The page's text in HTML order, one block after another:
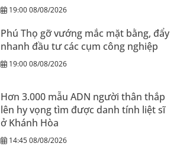
19:00 08/08/2026
Phú Thọ gỡ vướng mắc mặt bằng, đẩy
nhanh đầu tư các cụm công nghiệp
19:00 08/08/2026
Hơn 3.000 mẫu ADN người thân thắp
lên hy vọng tìm được danh tính liệt sĩ
ở Khánh Hòa
14:45 08/08/2026